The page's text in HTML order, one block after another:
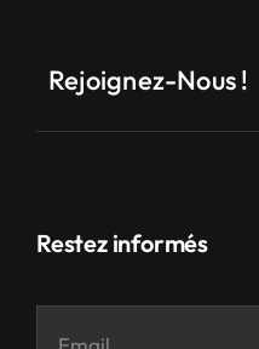
Rejoignez-Nous !
Restez informés